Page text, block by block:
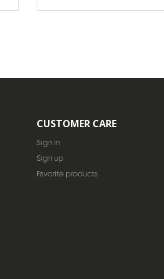
CUSTOMER CARE
Sign In
Sign up
Favorite products